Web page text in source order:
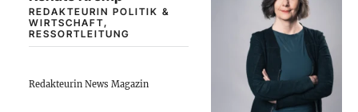
REDAKTEURIN POLITIK &
WIRTSCHAFT,
RESSORTLEITUNG
Redakteurin News Magazin